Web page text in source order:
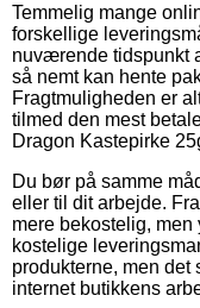
Temmelig mange
forskellige
nuværende tidspunkt
så nemt kan hente
Fragtmuligheden er
tilmed den mest
Dragon Kastepirke
Du bør på samme
eller til dit arbejde.
mere bekostelig,
kostelige
produkterne, men
internet butikkens